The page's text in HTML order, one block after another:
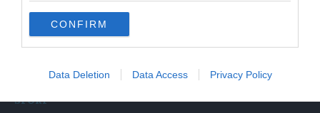
CONFIRM
Data Deletion Data Access Privacy Policy
SPORT